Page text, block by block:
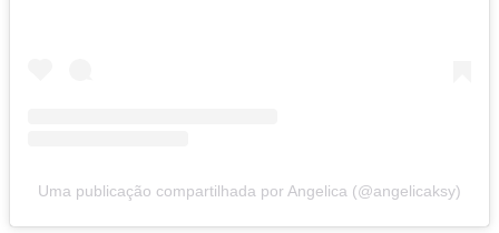
Uma publicação compartilhada por Angelica (@angelicaksy)